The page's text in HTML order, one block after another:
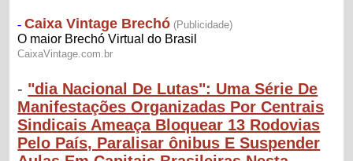
- "dia Nacional De Lutas": Uma Série De
Manifestações Organizadas Por Centrais
Sindicais Ameaça Bloquear 13 Rodovias
Pelo País, Paralisar ônibus E Suspender